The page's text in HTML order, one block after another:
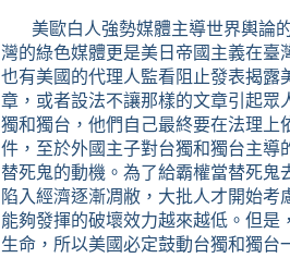
美歐白人強勢媒體主導世界輿論
灣的綠色媒體更是美日帝國主義在
也有美國的代理人監看阻止發表揭
章，或者設法不讓那樣的文章引起
獨和獨台，他們自己最終要在法理
件，至於外國主子對台獨和獨台主
替死鬼的動機。為了給霸權當替死
陷入經濟逐漸凋敝，大批人才開始
能夠發揮的破壞效力越來越低。但
生命，所以美國必定鼓動台獨和獨